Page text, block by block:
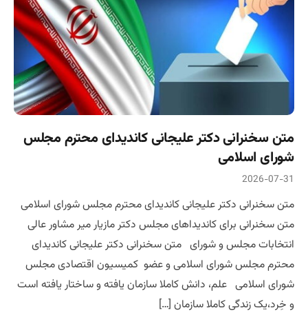
متن سخنرانی دکتر علیجانی کاندیدای محترم مجلس
شورای اسلامی
2026-07-31
متن سخنرانی دکتر علیجانی کاندیدای محترم مجلس شورای اسلامی
متن سخنرانی برای کاندیداهای مجلس دکتر مازیار میر مشاور عالی
انتخابات مجلس و شورای متن سخنرانی دکتر علیجانی کاندیدای
محترم مجلس شورای اسلامی و عضو کمیسیون اقتصادی مجلس
شورای اسلامی علم، دانش کاملا سازمان یافته و ساختار یافته است
و خِرد،یک زندگی کاملا سازمان […]